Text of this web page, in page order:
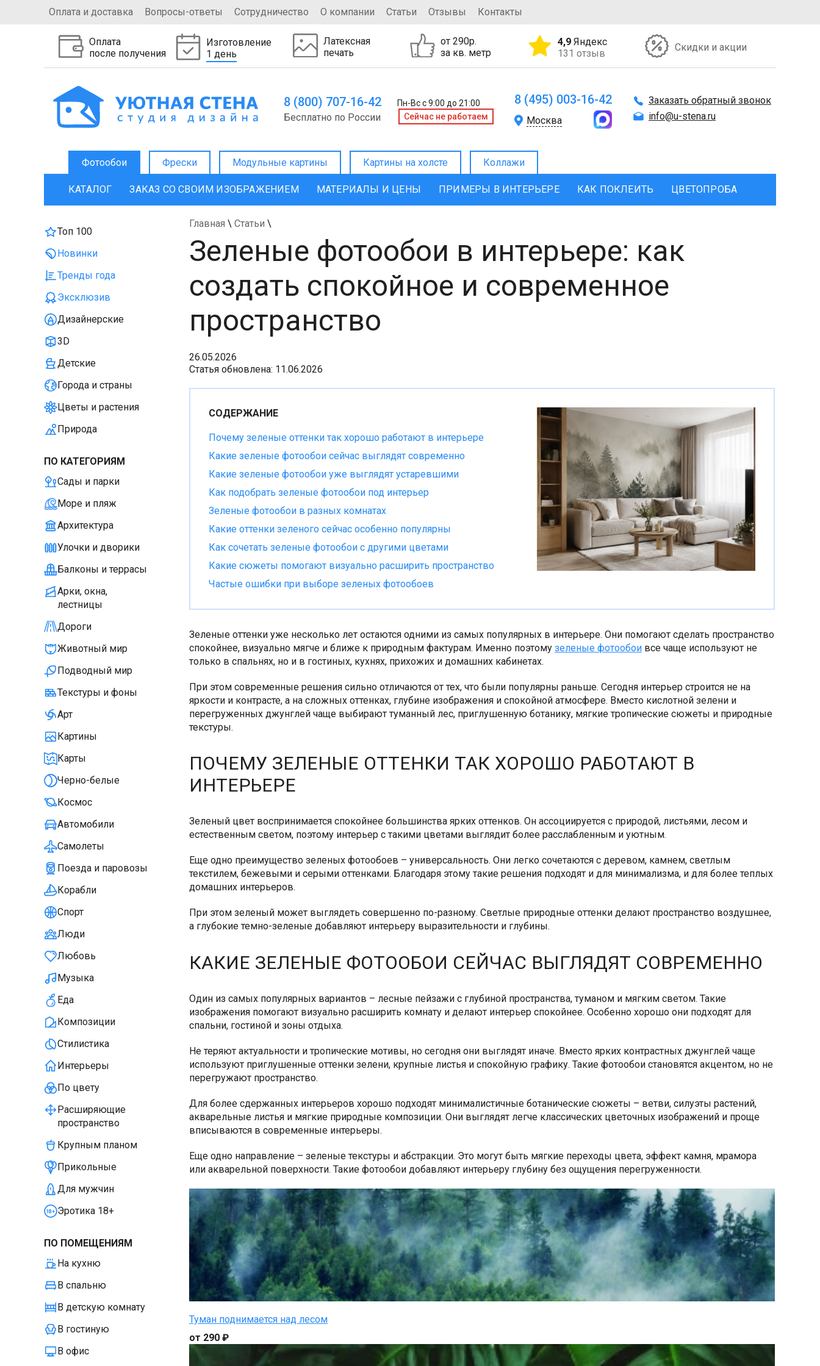
Оплата и доставка Вопросы-ответы Сотрудничество О компании Статьи Отзывы Контакты
Оплата
после получения
Изготовление
1 день
Латексная
печать
от 290р.
за кв. метр
4,9 Яндекс
131 отзыв
Скидки и акции
8 (800) 707-16-42 Пн-Вс с 9:00 до 21:00
Бесплатно по России Cейчас не работаем
8 (495) 003-16-42
Москва
Заказать обратный звонок
info@u-stena.ru
Фотообои Фрески Модульные картины Картины на холсте Коллажи
КАТАЛОГ ЗАКАЗ СО СВОИМ ИЗОБРАЖЕНИЕМ МАТЕРИАЛЫ И ЦЕНЫ ПРИМЕРЫ В ИНТЕРЬЕРЕ КАК ПОКЛЕИТЬ ЦВЕТОПРОБА
Топ 100
Новинки
Тренды года
Эксклюзив
Дизайнерские
3D
Детские
Города и страны
Цветы и растения
Природа
ПО КАТЕГОРИЯМ
Сады и парки
Море и пляж
Архитектура
Улочки и дворики
Балконы и террасы
Арки, окна,
лестницы
Дороги
Животный мир
Подводный мир
Текстуры и фоны
Арт
Картины
Карты
Черно-белые
Космос
Автомобили
Самолеты
Поезда и паровозы
Корабли
Спорт
Люди
Любовь
Музыка
Еда
Композиции
Стилистика
Интерьеры
По цвету
Расширяющие
пространство
Крупным планом
Прикольные
Для мужчин
Эротика 18+
ПО ПОМЕЩЕНИЯМ
На кухню
В спальню
В детскую комнату
В гостиную
В офис
Главная \ Статьи \
Зеленые фотообои в интерьере: как
создать спокойное и современное
пространство
26.05.2026
Статья обновлена: 11.06.2026
СОДЕРЖАНИЕ
Почему зеленые оттенки так хорошо работают в интерьере
Какие зеленые фотообои сейчас выглядят современно
Какие зеленые фотообои уже выглядят устаревшими
Как подобрать зеленые фотообои под интерьер
Зеленые фотообои в разных комнатах
Какие оттенки зеленого сейчас особенно популярны
Как сочетать зеленые фотообои с другими цветами
Какие сюжеты помогают визуально расширить пространство
Частые ошибки при выборе зеленых фотообоев
Зеленые оттенки уже несколько лет остаются одними из самых популярных в интерьере. Они помогают сделать пространство
спокойнее, визуально мягче и ближе к природным фактурам. Именно поэтому зеленые фотообои все чаще используют не
только в спальнях, но и в гостиных, кухнях, прихожих и домашних кабинетах.
При этом современные решения сильно отличаются от тех, что были популярны раньше. Сегодня интерьер строится не на
яркости и контрасте, а на сложных оттенках, глубине изображения и спокойной атмосфере. Вместо кислотной зелени и
перегруженных джунглей чаще выбирают туманный лес, приглушенную ботанику, мягкие тропические сюжеты и природные
текстуры.
ПОЧЕМУ ЗЕЛЕНЫЕ ОТТЕНКИ ТАК ХОРОШО РАБОТАЮТ В
ИНТЕРЬЕРЕ
Зеленый цвет воспринимается спокойнее большинства ярких оттенков. Он ассоциируется с природой, листьями, лесом и
естественным светом, поэтому интерьер с такими цветами выглядит более расслабленным и уютным.
Еще одно преимущество зеленых фотообоев – универсальность. Они легко сочетаются с деревом, камнем, светлым
текстилем, бежевыми и серыми оттенками. Благодаря этому такие решения подходят и для минимализма, и для более теплых
домашних интерьеров.
При этом зеленый может выглядеть совершенно по-разному. Светлые природные оттенки делают пространство воздушнее,
а глубокие темно-зеленые добавляют интерьеру выразительности и глубины.
КАКИЕ ЗЕЛЕНЫЕ ФОТООБОИ СЕЙЧАС ВЫГЛЯДЯТ СОВРЕМЕННО
Один из самых популярных вариантов – лесные пейзажи с глубиной пространства, туманом и мягким светом. Такие
изображения помогают визуально расширить комнату и делают интерьер спокойнее. Особенно хорошо они подходят для
спальни, гостиной и зоны отдыха.
Не теряют актуальности и тропические мотивы, но сегодня они выглядят иначе. Вместо ярких контрастных джунглей чаще
используют приглушенные оттенки зелени, крупные листья и спокойную графику. Такие фотообои становятся акцентом, но не
перегружают пространство.
Для более сдержанных интерьеров хорошо подходят минималистичные ботанические сюжеты – ветви, силуэты растений,
акварельные листья и мягкие природные композиции. Они выглядят легче классических цветочных изображений и проще
вписываются в современные интерьеры.
Еще одно направление – зеленые текстуры и абстракции. Это могут быть мягкие переходы цвета, эффект камня, мрамора
или акварельной поверхности. Такие фотообои добавляют интерьеру глубину без ощущения перегруженности.
Туман поднимается над лесом
от 290 ₽